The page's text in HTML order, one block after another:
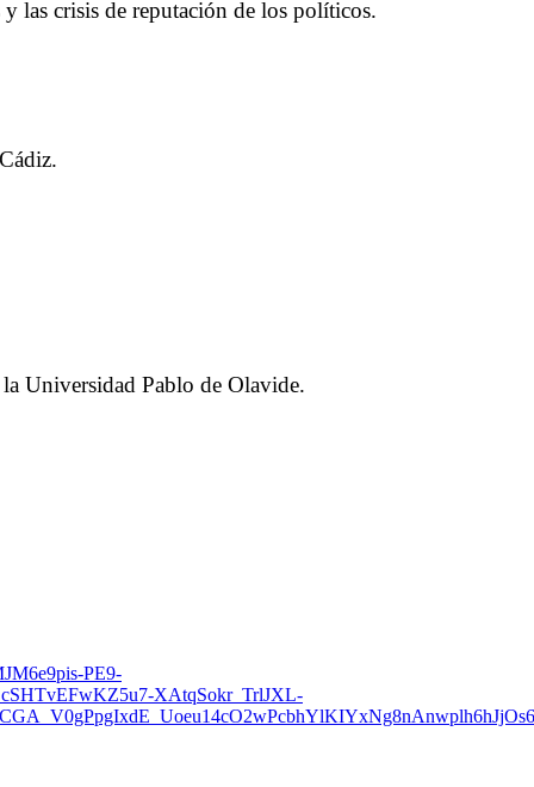
las crisis de reputación de los políticos.
la Universidad Pablo de Olavide.
PE9-
XAtqSokr_TrlJXL-